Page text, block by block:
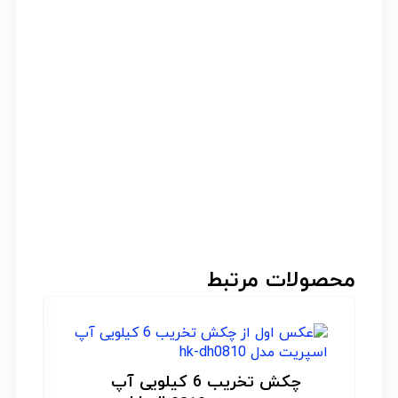
محصولات مرتبط
چکش تخریب 6 کیلویی (بتن